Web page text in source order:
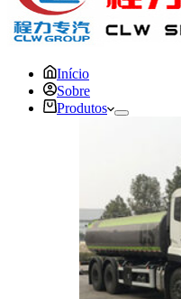
Início
Sobre
Produtos